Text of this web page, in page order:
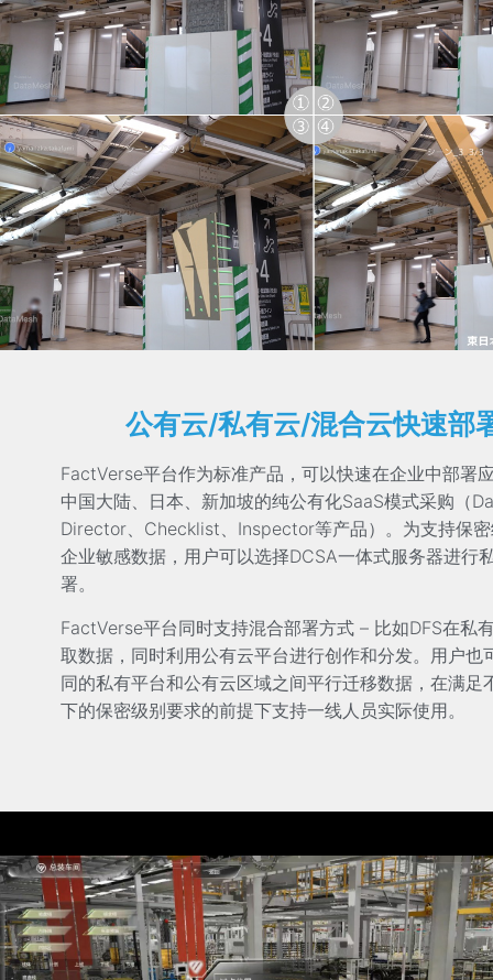
公有云/私有云/混合云快速部
FactVerse平台作为标准产品，可以快速在企业中部署
中国大陆、日本、新加坡的纯公有化SaaS模式采购（
Director、Checklist、Inspector等产品）。为支持保
企业敏感数据，用户可以选择DCSA一体式服务器进行
署。
FactVerse平台同时支持混合部署方式 – 比如DFS在私
取数据，同时利用公有云平台进行创作和分发。用户也
同的私有平台和公有云区域之间平行迁移数据，在满足
下的保密级别要求的前提下支持一线人员实际使用。